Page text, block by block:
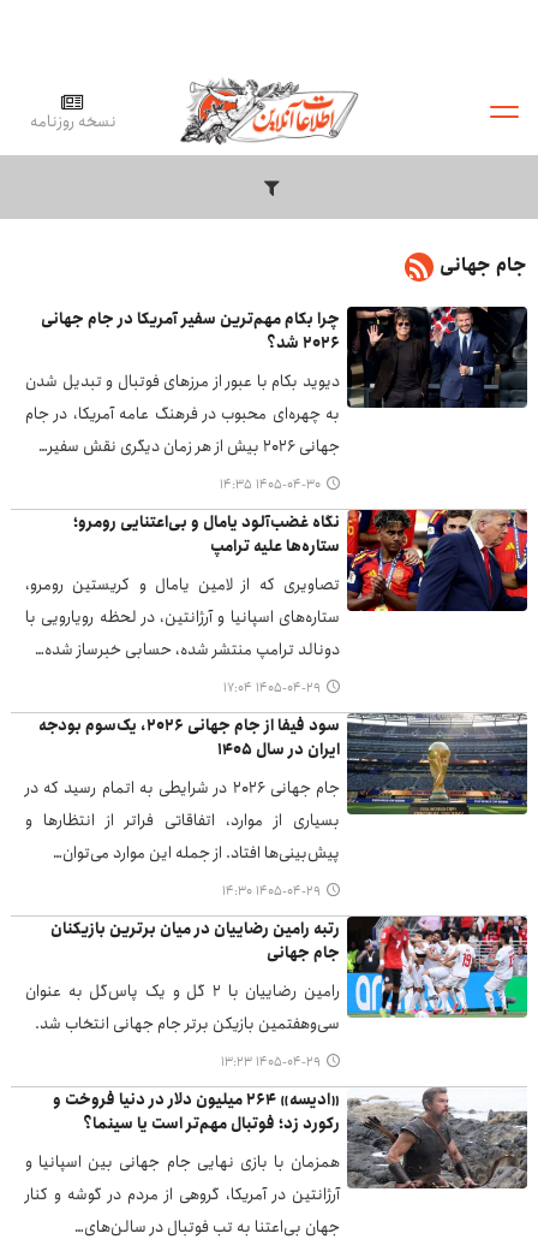
نسخه روزنامه
جام جهانی
چرا بکام مهم‌ترین سفیر آمریکا در جام جهانی
۲۰۲۶ شد؟
دیوید بکام با عبور از مرزهای فوتبال و تبدیل شدن
به چهره‌ای محبوب در فرهنگ عامه آمریکا، در جام
جهانی ۲۰۲۶ بیش از هر زمان دیگری نقش سفیر…
۱۴۰۵-۰۴-۳۰ ۱۴:۳۵
نگاه غضب‌آلود یامال و بی‌اعتنایی رومرو؛
ستاره‌ها علیه ترامپ
تصاویری که از لامین یامال و کریستین رومرو،
ستاره‌های اسپانیا و آرژانتین، در لحظه رویارویی با
دونالد ترامپ منتشر شده، حسابی خبرساز شده…
۱۴۰۵-۰۴-۲۹ ۱۷:۰۴
سود فیفا از جام جهانی ۲۰۲۶، یک‌سوم بودجه
ایران در سال ۱۴۰۵
جام جهانی ۲۰۲۶ در شرایطی به اتمام رسید که در
بسیاری از موارد، اتفاقاتی فراتر از انتظارها و
پیش‌بینی‌ها افتاد. از جمله این موارد می‌توان…
۱۴۰۵-۰۴-۲۹ ۱۴:۳۰
رتبه رامین رضاییان در میان برترین بازیکنان
جام جهانی
رامین رضاییان با ۲ گل و یک پاس‌گل به عنوان
سی‌وهفتمین بازیکن برتر جام جهانی انتخاب شد.
۱۴۰۵-۰۴-۲۹ ۱۳:۲۳
«ادیسه» ۲۶۴ میلیون دلار در دنیا فروخت و
رکورد زد؛ فوتبال مهم‌تر است یا سینما؟
همزمان با بازی نهایی جام جهانی بین اسپانیا و
آرژانتین در آمریکا، گروهی از مردم در گوشه و کنار
جهان بی‌اعتنا به تب فوتبال در سالن‌های…